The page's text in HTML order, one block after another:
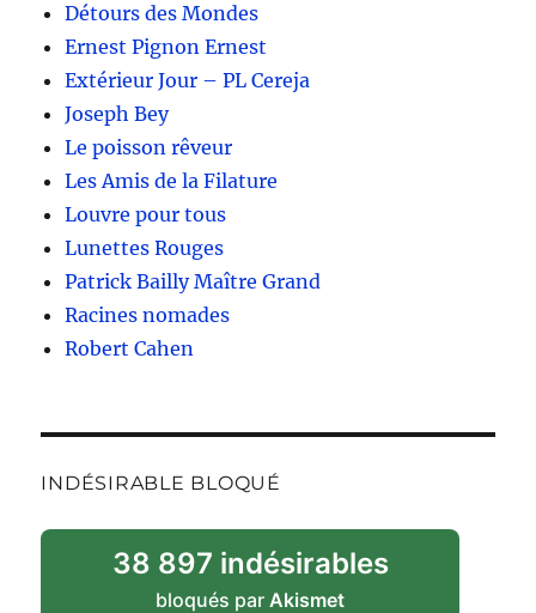
Détours des Mondes
Ernest Pignon Ernest
Extérieur Jour – PL Cereja
Joseph Bey
Le poisson rêveur
Les Amis de la Filature
Louvre pour tous
Lunettes Rouges
Patrick Bailly Maître Grand
Racines nomades
Robert Cahen
INDÉSIRABLE BLOQUÉ
38 897 indésirables
bloqués parAkismet